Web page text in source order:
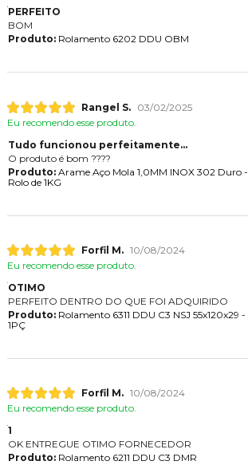
PERFEITO
BOM
Produto:Rolamento 6202 DDU OBM
Rangel S.
03/02/2025
Eu recomendo esse produto.
Tudo funcionou perfeitamente...
O produto é bom ????
Produto:Arame Aço Mola 1,0MM INOX 302 Duro -
Rolo de 1KG
Forfil M. 10/08/2024
Eu recomendo esse produto.
OTIMO
PERFEITO DENTRO DO QUE FOI ADQUIRIDO
Produto:Rolamento 6311 DDU C3 NSJ 55x120x29 -
1PÇ
Forfil M. 10/08/2024
Eu recomendo esse produto.
1
OK ENTREGUE OTIMO FORNECEDOR
Produto:Rolamento 6211 DDU C3 DMR